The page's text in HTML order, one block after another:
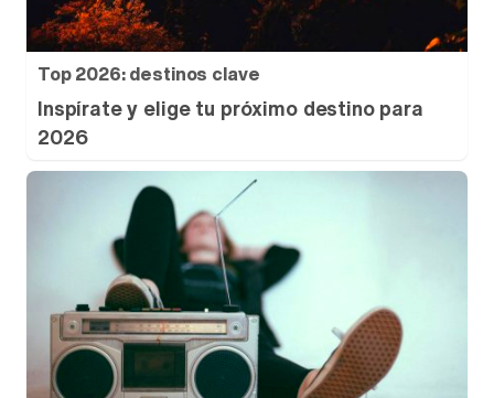
Top 2026: destinos clave
Inspírate y elige tu próximo destino para
2026